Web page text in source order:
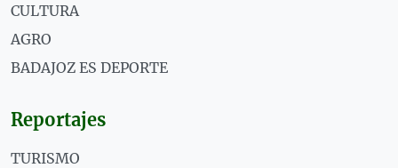
CULTURA
AGRO
BADAJOZ ES DEPORTE
Reportajes
TURISMO